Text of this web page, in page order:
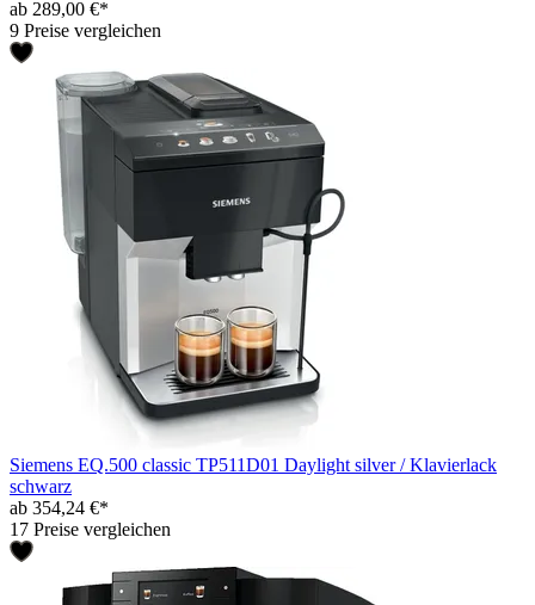
ab 289,00 €*
9 Preise vergleichen
Siemens EQ.500 classic TP511D01 Daylight silver / Klavierlack
schwarz
ab 354,24 €*
17 Preise vergleichen